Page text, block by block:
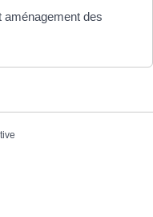
aménagement des